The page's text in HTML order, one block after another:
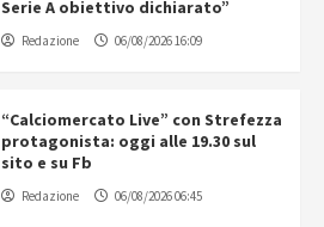
Serie A obiettivo dichiarato”
Redazione 06/08/2026 16:09
“Calciomercato Live” con Strefezza
protagonista: oggi alle 19.30 sul
sito e su Fb
Redazione 06/08/2026 06:45